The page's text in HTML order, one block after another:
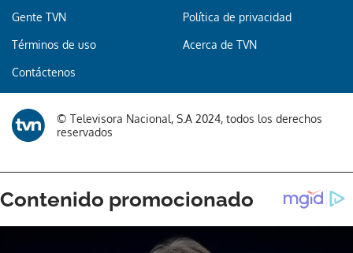
Gente TVN Política de privacidad
Términos de uso Acerca de TVN
Contáctenos
© Televisora Nacional, S.A 2024, todos los derechos
reservados